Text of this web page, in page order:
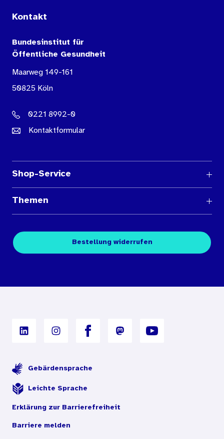
Kontakt
Bundesinstitut für
Öffentliche Gesundheit
Maarweg 149-161
50825 Köln
0221 8992-0
Kontaktformular
Shop-Service
Medienübersichten
Kontakt
Themen
Fachpublikationen
Digitales Archiv
Bestellung widerrufen
Gebärdensprache
Leichte Sprache
Erklärung zur Barrierefreiheit
Barriere melden